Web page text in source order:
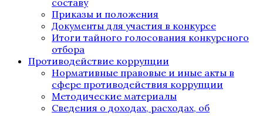
составу
Приказы и положения
Документы для участия в конкурсе
Итоги тайного голосования конкурсного
отбора
Противодействие коррупции
Нормативные правовые и иные акты в
сфере противодействия коррупции
Методические материалы
Сведения о доходах, расходах, об